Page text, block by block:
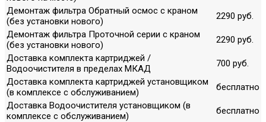
Демонтаж фильтра Обратный осмос с краном
(без установки нового)
2290 руб.
Демонтаж фильтра Проточной серии с краном
(без установки нового)
2290 руб.
Доставка комплекта картриджей /
Водоочистителя в пределах МКАД
700 руб.
Доставка комплекта картриджей установщиком
(в комплексе с обслуживанием)
бесплатно
Доставка Водоочистителя установщиком (в
комплексе с обслуживанием)
бесплатно